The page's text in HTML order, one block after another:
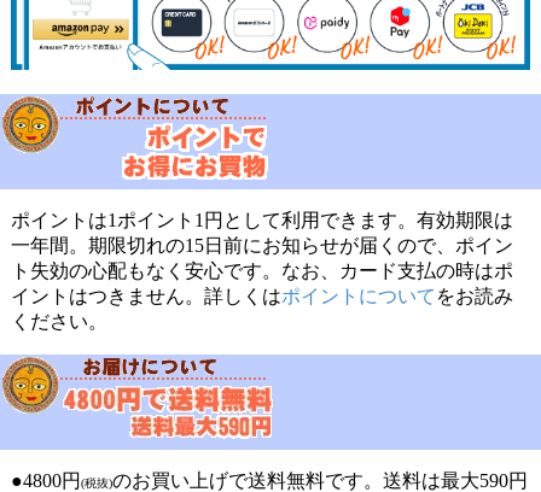
ポイントは1ポイント1円として利用できます。有効期限は
一年間。期限切れの15日前にお知らせが届くので、ポイン
ト失効の心配もなく安心です。なお、カード支払の時はポ
イントはつきません。詳しくはポイントについて をお読み
ください。
●4800円 (税抜)のお買い上げで送料無料です。送料は最大590円